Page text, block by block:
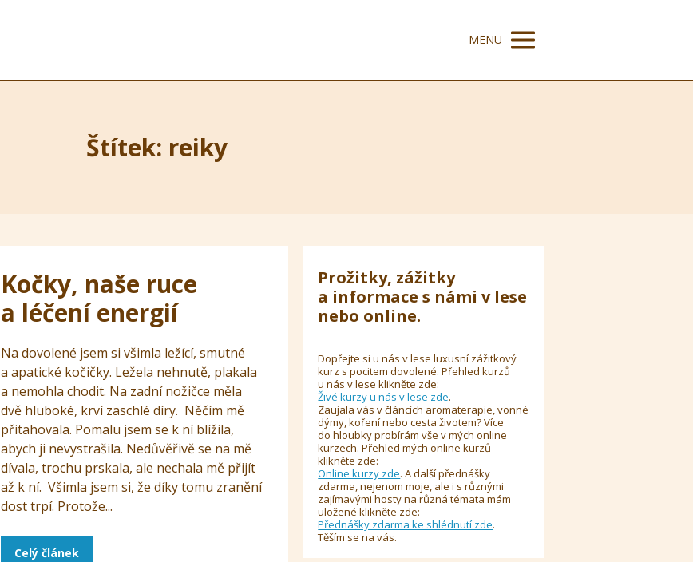
MENU
Štítek: reiky
Kočky, naše ruce
a léčení energií
Na dovolené jsem si všimla ležící, smutné
a apatické kočičky. Ležela nehnutě, plakala
a nemohla chodit. Na zadní nožičce měla
dvě hluboké, krví zaschlé díry. Něčím mě
přitahovala. Pomalu jsem se k ní blížila,
abych ji nevystrašila. Nedůvěřivě se na mě
dívala, trochu prskala, ale nechala mě přijít
až k ní. Všimla jsem si, že díky tomu zranění
dost trpí. Protože...
Celý článek
Prožitky, zážitky
a informace s námi v lese
nebo online.
Dopřejte si u nás v lese luxusní zážitkový
kurz s pocitem dovolené. Přehled kurzů
u nás v lese klikněte zde:
Živé kurzy u nás v lese zde.
Zaujala vás v článcích aromaterapie, vonné
dýmy, koření nebo cesta životem? Více
do hloubky probírám vše v mých online
kurzech. Přehled mých online kurzů
klikněte zde:
Online kurzy zde. A další přednášky
zdarma, nejenom moje, ale i s různými
zajímavými hosty na různá témata mám
uložené klikněte zde:
Přednášky zdarma ke shlédnutí zde.
Těším se na vás.